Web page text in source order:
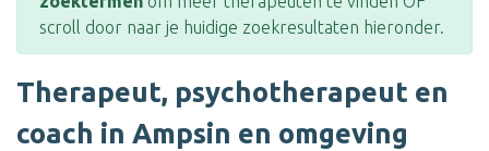
scroll door naar je huidige zoekresultaten hieronder.
Therapeut, psychotherapeut en
coach in Ampsin en omgeving